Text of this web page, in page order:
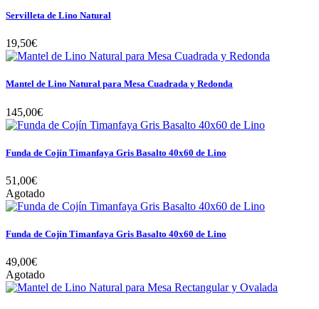
Servilleta de Lino Natural
19,50€
Mantel de Lino Natural para Mesa Cuadrada y Redonda
145,00€
Funda de Cojín Timanfaya Gris Basalto 40x60 de Lino
51,00€
Agotado
Funda de Cojín Timanfaya Gris Basalto 40x60 de Lino
49,00€
Agotado